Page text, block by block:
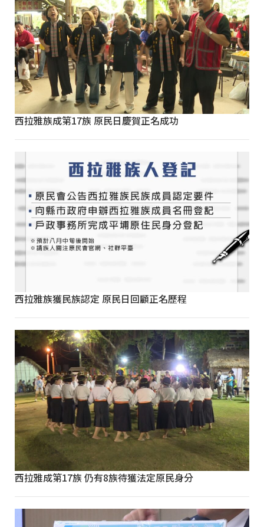
西拉雅族成第17族 原民日慶賀正名成功
西拉雅族獲民族認定 原民日回顧正名歷程
西拉雅成第17族 仍有8族待獲法定原民身分